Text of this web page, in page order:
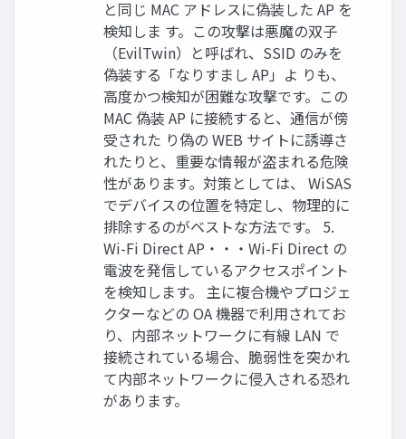
と同じ MAC アドレスに偽装した AP を
検知しま す。この攻撃は悪魔の双子
（EvilTwin）と呼ばれ、SSID のみを
偽装する「なりすまし AP」よ りも、
高度かつ検知が困難な攻撃です。この
MAC 偽装 AP に接続すると、通信が傍
受された り偽の WEB サイトに誘導さ
れたりと、重要な情報が盗まれる危険
性があります。対策としては、 WiSAS
でデバイスの位置を特定し、物理的に
排除するのがベストな方法です。 5.
Wi-Fi Direct AP・・・Wi-Fi Direct の
電波を発信しているアクセスポイント
を検知します。 主に複合機やプロジェ
クターなどの OA 機器で利用されてお
り、内部ネットワークに有線 LAN で
接続されている場合、脆弱性を突かれ
て内部ネットワークに侵入される恐れ
があります。